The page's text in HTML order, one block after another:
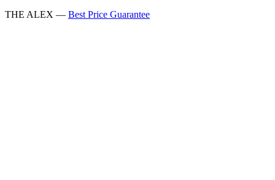
THE ALEX — Best Price Guarantee